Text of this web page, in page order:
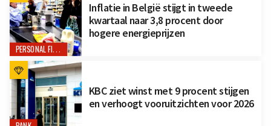
PERSONAL FINANCE
Inflatie in België stijgt in tweede
kwartaal naar 3,8 procent door
hogere energieprijzen
KBC ziet winst met 9 procent stijgen
en verhoogt vooruitzichten voor 2026